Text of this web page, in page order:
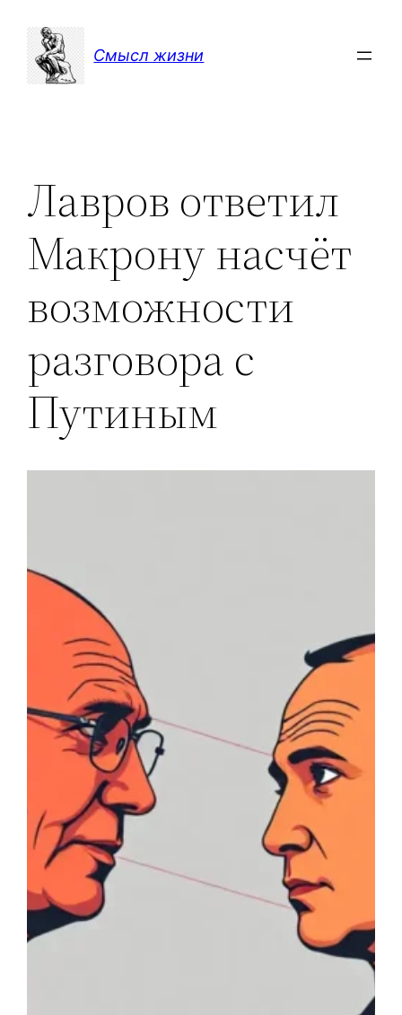
содержимому
Смысл жизни
Лавров ответил
Макрону насчёт
возможности
разговора с
Путиным